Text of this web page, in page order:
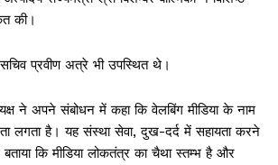
की।
प्रवीण अत्रे भी उपस्थित थे।
ने अपने संबोधन में कहा कि वेलबिंग मीडिया के नाम
लगता है। यह संस्था सेवा, दुख-दर्द में सहायता करने
कि मीडिया लोकतंत्र का चैथा स्तम्भ है और